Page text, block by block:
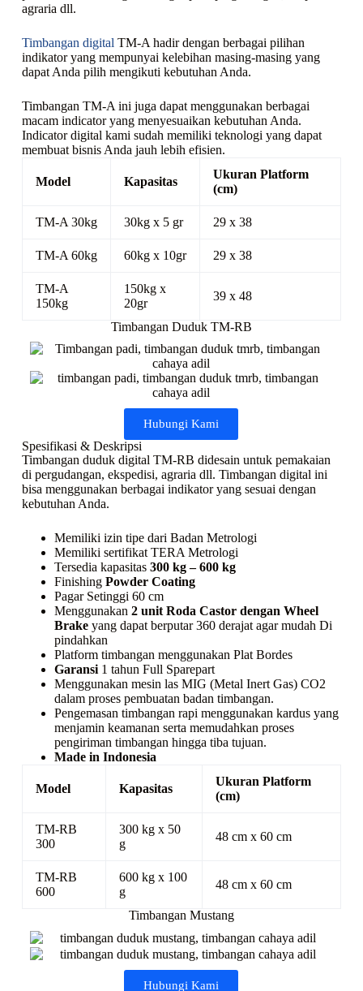
agraria dll.
Timbangan digital TM-A hadir dengan berbagai pilihan
indikator yang mempunyai kelebihan masing-masing yang
dapat Anda pilih mengikuti kebutuhan Anda.
Timbangan TM-A ini juga dapat menggunakan berbagai
macam indicator yang menyesuaikan kebutuhan Anda.
Indicator digital kami sudah memiliki teknologi yang dapat
membuat bisnis Anda jauh lebih efisien.
Model Kapasitas
Ukuran Platform
(cm)
TM-A 30kg 30kg x 5 gr 29 x 38
TM-A 60kg 60kg x 10gr 29 x 38
TM-A
150kg
150kg x
20gr
39 x 48
Timbangan Duduk TM-RB
Hubungi Kami
Spesifikasi & Deskripsi
Timbangan duduk digital TM-RB didesain untuk pemakaian
di pergudangan, ekspedisi, agraria dll. Timbangan digital ini
bisa menggunakan berbagai indikator yang sesuai dengan
kebutuhan Anda.
Memiliki izin tipe dari Badan Metrologi
Memiliki sertifikat TERA Metrologi
Tersedia kapasitas 300 kg – 600 kg
Finishing Powder Coating
Pagar Setinggi 60 cm
Menggunakan 2 unit Roda Castor dengan Wheel
Brakeyang dapat berputar 360 derajat agar mudah Di
pindahkan
Platform timbangan menggunakan Plat Bordes
Garansi1 tahun Full Sparepart
Menggunakan mesin las MIG (Metal Inert Gas) CO2
dalam proses pembuatan badan timbangan.
Pengemasan timbangan rapi menggunakan kardus yang
menjamin keamanan serta memudahkan proses
pengiriman timbangan hingga tiba tujuan.
Made in Indonesia
Model Kapasitas
Ukuran Platform
(cm)
TM-RB
300
300 kg x 50
g
48 cm x 60 cm
TM-RB
600
600 kg x 100
g
48 cm x 60 cm
Timbangan Mustang
Hubungi Kami